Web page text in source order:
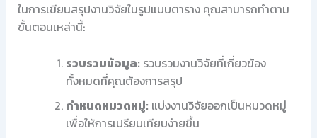
ในการเขียนสรุปงานวิจัยในรูปแบบตาราง คุณสามารถทำตาม
ขั้นตอนเหล่านี้:
รวบรวมข้อมูล: รวบรวมงานวิจัยที่เกี่ยวข้อง
ทั้งหมดที่คุณต้องการสรุป
กำหนดหมวดหมู่: แบ่งงานวิจัยออกเป็นหมวดหมู่
เพื่อให้การเปรียบเทียบง่ายขึ้น